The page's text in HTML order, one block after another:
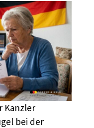
Kanzler
bei der